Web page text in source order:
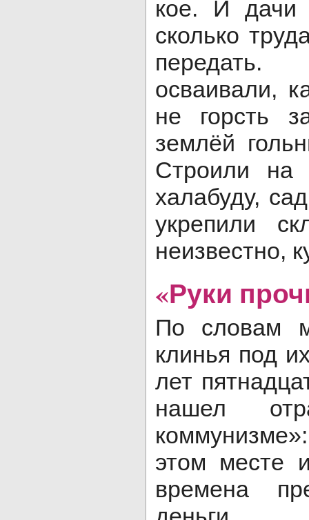
кое. И дачи
сколько
осваива­ли,
не горсть
землёй
Строили на
халабуду,
укрепили
неизвестно,
«Руки
По словам
клинья под
лет
нашел
этом месте
времена